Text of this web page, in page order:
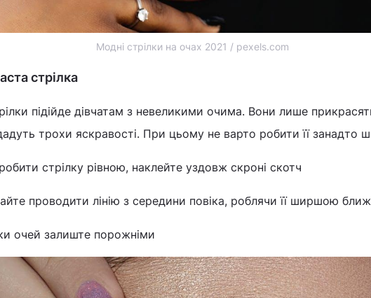
Модні стрілки на очах 2021 / pexels.com
стрілка
підійде дівчатам з невеликими очима. Вони лише
трохи яскравості. При цьому не варто робити її занадто
стрілку рівною, наклейте уздовж скроні скотч
проводити лінію з середини повіка, роблячи її ширшою
очей залиште порожніми